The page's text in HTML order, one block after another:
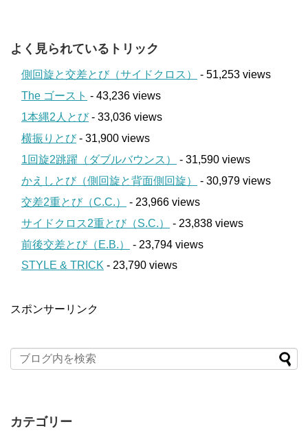
よく見られているトリック
側回旋と交差とび（サイドクロス）
- 51,253 views
The ゴースト - 43,236 views
1本縄2人とび- 33,036 views
横振りとび- 31,900 views
1回旋2跳躍（ダブルバウンス）
- 31,590 views
かえしとび（側回旋と背面側回旋）
- 30,979 views
交差2重とび（C.C.）
- 23,966 views
サイドクロス2重とび（S.C.）
- 23,838 views
前後交差とび（E.B.）
- 23,794 views
STYLE & TRICK - 23,790 views
スポンサーリンク
カテゴリー